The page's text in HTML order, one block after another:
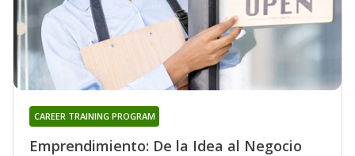
Emprendimiento: De la Idea al Negocio
CAREER TRAINING PROGRAM